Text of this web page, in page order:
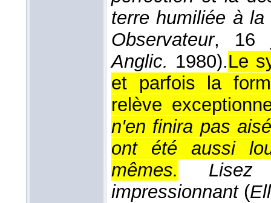
terre humiliée à la
Observateur, 16
Anglic. 1980).Le
et parfois la
relève
n'en finira pas
ont été aussi
mêmes.
impressionnant(